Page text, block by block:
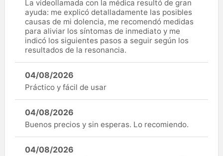
La videollamada con la médica resultó de gran
ayuda: me explicó detalladamente las posibles
causas de mi dolencia, me recomendó medidas
para aliviar los síntomas de inmediato y me
indicó los siguientes pasos a seguir según los
resultados de la resonancia.
04/08/2026
Práctico y fácil de usar
04/08/2026
Buenos precios y sin esperas. Lo recomiendo.
04/08/2026